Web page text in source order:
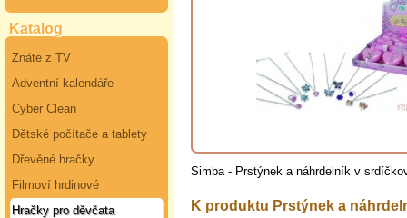
Katalog
Znáte z TV
Adventní kalendáře
Cyber Clean
Dětské počítače a tablety
Dřevěné hračky
Filmoví hrdinové
Hračky pro děvčata
Simba - Prstýnek a náhrdelník v
K produktu Prstýnek a